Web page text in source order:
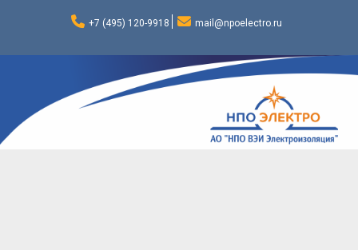
+7 (495) 120-9918 mail@npoelectro.ru